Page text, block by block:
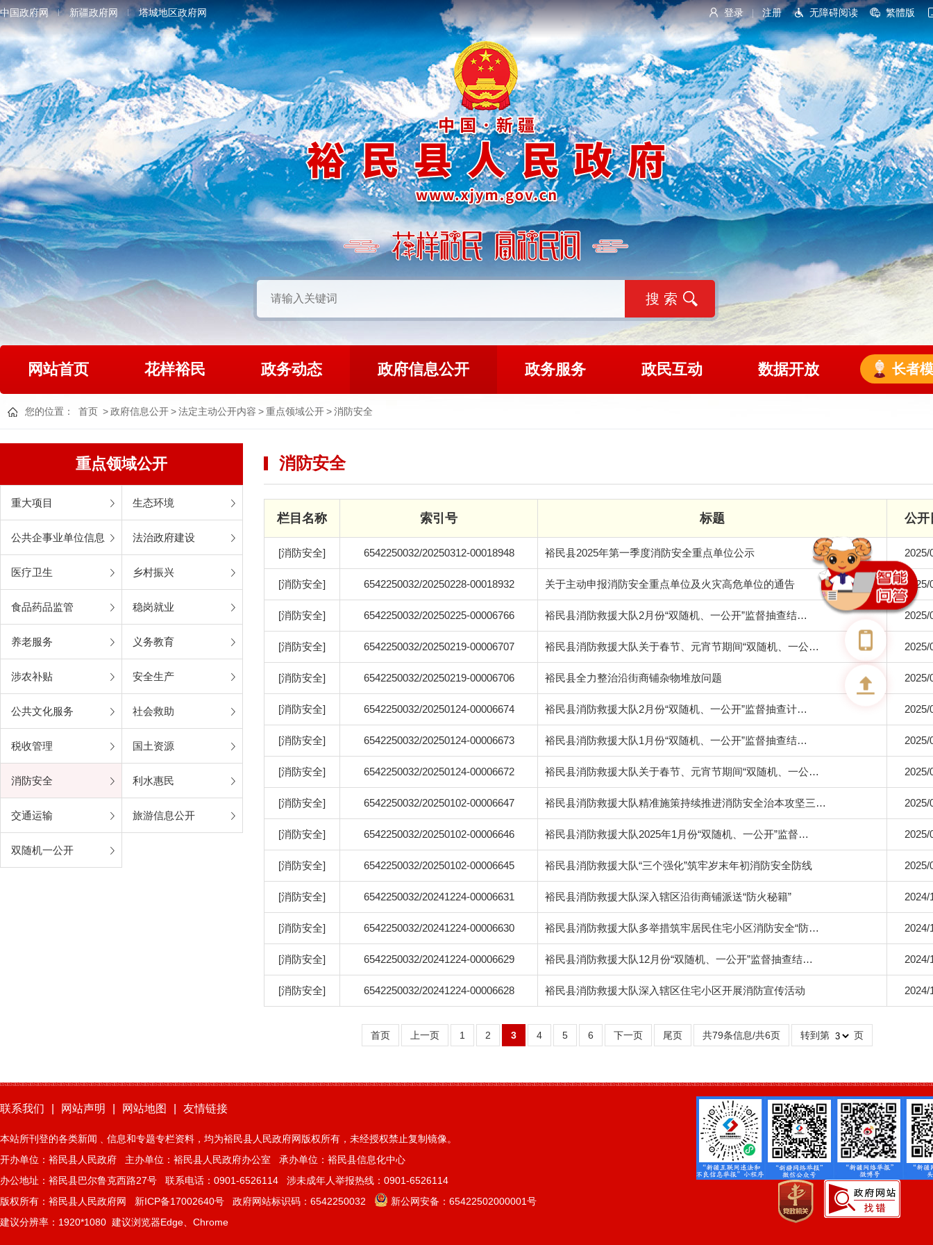
登录 注册 无障碍阅读 繁體版
中国政府网 新疆政府网 塔城地区政府网
网站首页 花样裕民 政务动态 政府信息公开 政务服务 政民互动 数据开放 长者
您的位置： 首页 >政府信息公开>法定主动公开内容 >重点领域公开>消防安全
重点领域公开
重大项目 生态环境
公共企事业单位信息 法治政府建设
医疗卫生 乡村振兴
食品药品监管 稳岗就业
养老服务 义务教育
涉农补贴 安全生产
公共文化服务 社会救助
税收管理 国土资源
消防安全 利水惠民
交通运输 旅游信息公开
双随机一公开
消防安全
栏目名称 索引号 标题 公开
[消防安全] 6542250032/20250312-00018948 裕民县2025年第一季度消防安全重点单位公示 2025/
[消防安全] 6542250032/20250228-00018932 关于主动申报消防安全重点单位及火灾高危单位的通告 2025/
[消防安全] 6542250032/20250225-00006766 裕民县消防救援大队2月份“双随机、一公开”监督抽查结… 2025/
[消防安全] 6542250032/20250219-00006707 裕民县消防救援大队关于春节、元宵节期间“双随机、一公… 2025/
[消防安全] 6542250032/20250219-00006706 裕民县全力整治沿街商铺杂物堆放问题 2025/
[消防安全] 6542250032/20250124-00006674 裕民县消防救援大队2月份“双随机、一公开”监督抽查计… 2025/
[消防安全] 6542250032/20250124-00006673 裕民县消防救援大队1月份“双随机、一公开”监督抽查结… 2025/
[消防安全] 6542250032/20250124-00006672 裕民县消防救援大队关于春节、元宵节期间“双随机、一公… 2025/
[消防安全] 6542250032/20250102-00006647 裕民县消防救援大队精准施策持续推进消防安全治本攻坚三… 2025/
[消防安全] 6542250032/20250102-00006646 裕民县消防救援大队2025年1月份“双随机、一公开”监督… 2025/
[消防安全] 6542250032/20250102-00006645 裕民县消防救援大队“三个强化”筑牢岁末年初消防安全防线 2025/
[消防安全] 6542250032/20241224-00006631 裕民县消防救援大队深入辖区沿街商铺派送“防火秘籍” 2024/
[消防安全] 6542250032/20241224-00006630 裕民县消防救援大队多举措筑牢居民住宅小区消防安全“防… 2024/
[消防安全] 6542250032/20241224-00006629 裕民县消防救援大队12月份“双随机、一公开”监督抽查结… 2024/
[消防安全] 6542250032/20241224-00006628 裕民县消防救援大队深入辖区住宅小区开展消防宣传活动 2024/
首页 上一页 1 2 3 4 5 6 下一页 尾页 共79条信息/共6页 转到第 页
联系我们 网站声明 网站地图 友情链接
本站所刊登的各类新闻﹑信息和专题专栏资料，均为裕民县人民政府网版权所有，未经授权禁止复制镜像。
开办单位：裕民县人民政府 主办单位：裕民县人民政府办公室 承办单位：裕民县信息化中心
办公地址：裕民县巴尔鲁克西路27号 联系电话：0901-6526114 涉未成年人举报热线：0901-6526114
版权所有：裕民县人民政府网 新ICP备17002640号 政府网站标识码：6542250032 新公网安备： 65422502000001号
建议分辨率：1920*1080 建议浏览器Edge、Chrome